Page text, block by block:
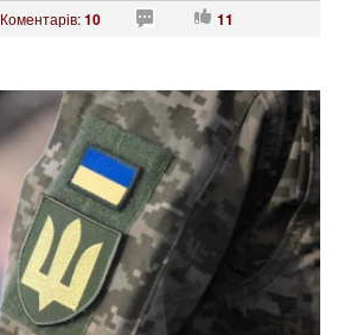
Коментарів:10 11